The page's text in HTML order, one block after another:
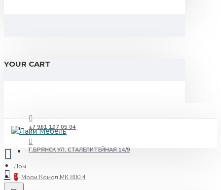
YOUR CART
+7 961 107 05 04
Г.БРЯНСК УЛ. СТАЛЕЛИТЕЙНАЯ 14/9
0
Дом
Мори Комод МК 800.4